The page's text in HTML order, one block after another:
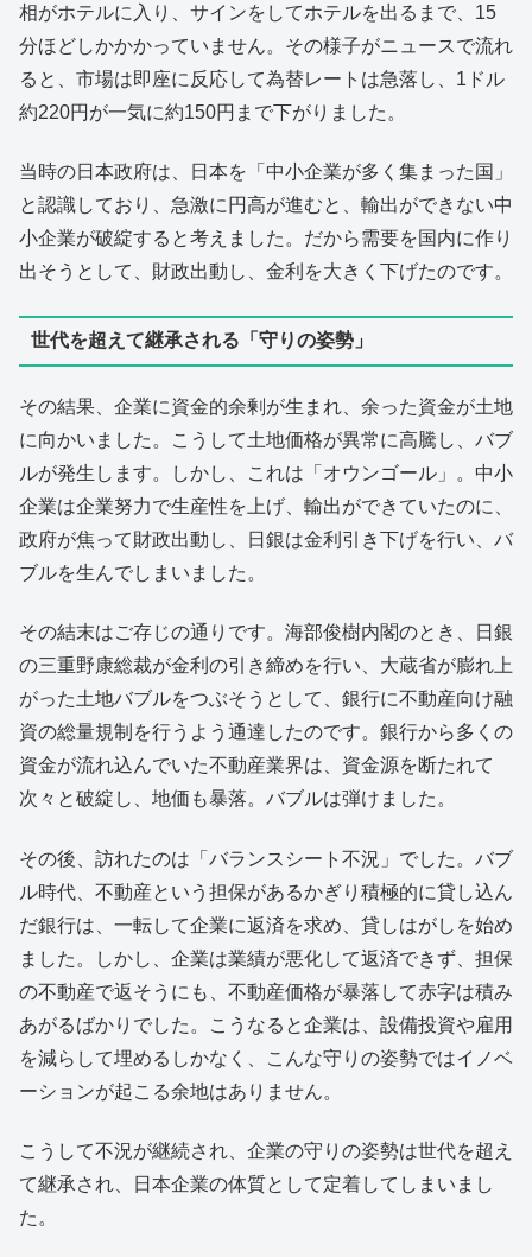
相がホテルに入り、サインをしてホテルを出るまで、15
分ほどしかかかっていません。その様子がニュースで流れ
ると、市場は即座に反応して為替レートは急落し、1ドル
約220円が一気に約150円まで下がりました。
当時の日本政府は、日本を「中小企業が多く集まった国」
と認識しており、急激に円高が進むと、輸出ができない中
小企業が破綻すると考えました。だから需要を国内に作り
出そうとして、財政出動し、金利を大きく下げたのです。
世代を超えて継承される「守りの姿勢」
その結果、企業に資金的余剰が生まれ、余った資金が土地
に向かいました。こうして土地価格が異常に高騰し、バブ
ルが発生します。しかし、これは「オウンゴール」。中小
企業は企業努力で生産性を上げ、輸出ができていたのに、
政府が焦って財政出動し、日銀は金利引き下げを行い、バ
ブルを生んでしまいました。
その結末はご存じの通りです。海部俊樹内閣のとき、日銀
の三重野康総裁が金利の引き締めを行い、大蔵省が膨れ上
がった土地バブルをつぶそうとして、銀行に不動産向け融
資の総量規制を行うよう通達したのです。銀行から多くの
資金が流れ込んでいた不動産業界は、資金源を断たれて
次々と破綻し、地価も暴落。バブルは弾けました。
その後、訪れたのは「バランスシート不況」でした。バブ
ル時代、不動産という担保があるかぎり積極的に貸し込ん
だ銀行は、一転して企業に返済を求め、貸しはがしを始め
ました。しかし、企業は業績が悪化して返済できず、担保
の不動産で返そうにも、不動産価格が暴落して赤字は積み
あがるばかりでした。こうなると企業は、設備投資や雇用
を減らして埋めるしかなく、こんな守りの姿勢ではイノベ
ーションが起こる余地はありません。
こうして不況が継続され、企業の守りの姿勢は世代を超え
て継承され、日本企業の体質として定着してしまいまし
た。